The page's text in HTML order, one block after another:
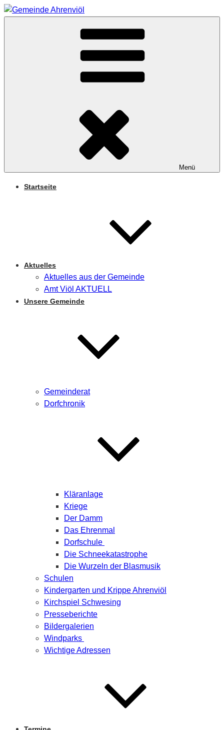
Zum
GEMEINDE
AHRENVIÖL
Menü
Startseite
Aktuelles
Aktuelles aus der Gemeinde
Amt Viöl AKTUELL
Unsere Gemeinde
Gemeinderat
Dorfchronik
Kläranlage
Kriege
Der Damm
Das Ehrenmal
Dorfschule
Die Schneekatastrophe
Die Wurzeln der Blasmusik
Schulen
Kindergarten und Krippe Ahrenviöl
Kirchspiel Schwesing
Presseberichte
Bildergalerien
Windparks
Wichtige Adressen